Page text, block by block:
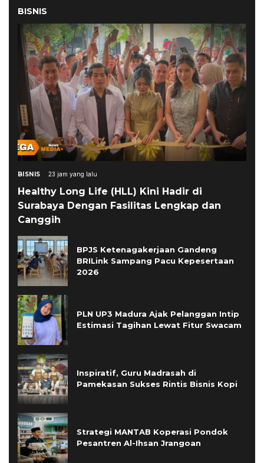
BISNIS
BISNIS 23 jam yang lalu
Healthy Long Life (HLL) Kini Hadir di
Surabaya Dengan Fasilitas Lengkap dan
Canggih
BPJS Ketenagakerjaan Gandeng
BRILink Sampang Pacu Kepesertaan
2026
PLN UP3 Madura Ajak Pelanggan Intip
Estimasi Tagihan Lewat Fitur Swacam
Inspiratif, Guru Madrasah di
Pamekasan Sukses Rintis Bisnis Kopi
Strategi MANTAB Koperasi Pondok
Pesantren Al-Ihsan Jrangoan